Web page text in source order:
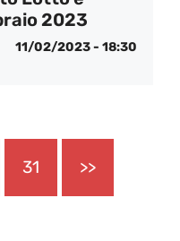
2023
11/02/2023 - 18:30
31 >>